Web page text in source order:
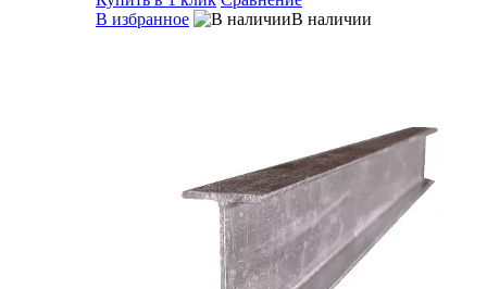
В избранное
В наличии